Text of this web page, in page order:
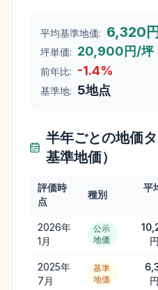
平均基準地価: 6,320
坪単価: 20,900円/坪
前年比: -1.4%
基準地: 5地点
半年ごとの地価
基準地価）
評価時
点
種別
平
2026年
1月
公示
地価
2025年
7月
基準
地価